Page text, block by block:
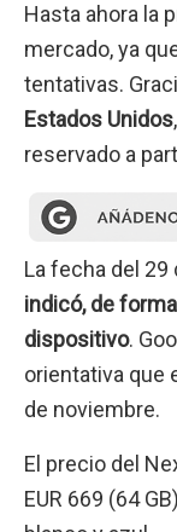
Hasta ahora la
mercado, ya
tentativas.
Estados Unidos
reservado a
La fecha del 29
indicó, de
dispositivo.
orientativa que
de noviembre.
El precio del
EUR 669 (64